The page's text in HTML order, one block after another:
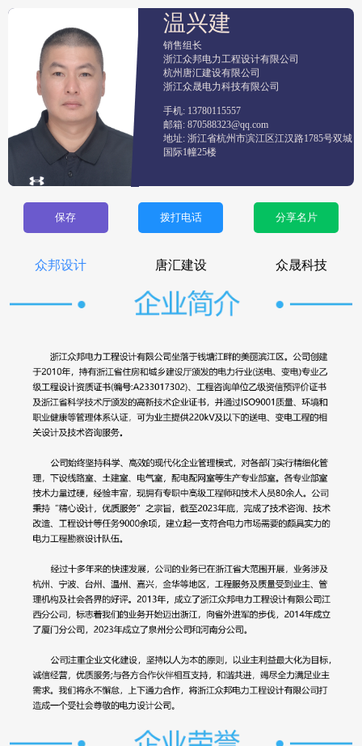
温兴建
销售组长
浙江众邦电力工程设计有限公司
杭州唐汇建设有限公司
浙江众晟电力科技有限公司
手机: 13780115557
邮箱: 870588323@qq.com
地址: 浙江省杭州市滨江区江汉路1785号双城
国际1幢25楼
保存 拨打电话 分享名片
众邦设计 唐汇建设 众晟科技